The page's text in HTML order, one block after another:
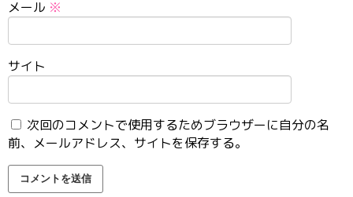
メール ※
サイト
次回のコメントで使用するためブラウザーに自分の名
前、メールアドレス、サイトを保存する。